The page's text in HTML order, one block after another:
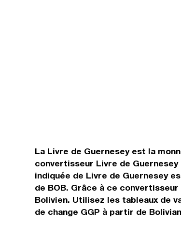
La Livre de Guernesey est la
convertisseur Livre de Guernesey
indiquée de Livre de Guernesey
de BOB. Grâce à ce
Bolivien. Utilisez les tableaux de
de change GGP à partir de